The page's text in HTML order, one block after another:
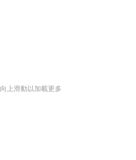
向上滑動以加載更多